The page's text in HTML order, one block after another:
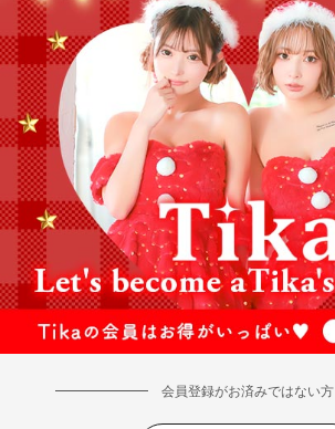
会員登録がお済みではない方